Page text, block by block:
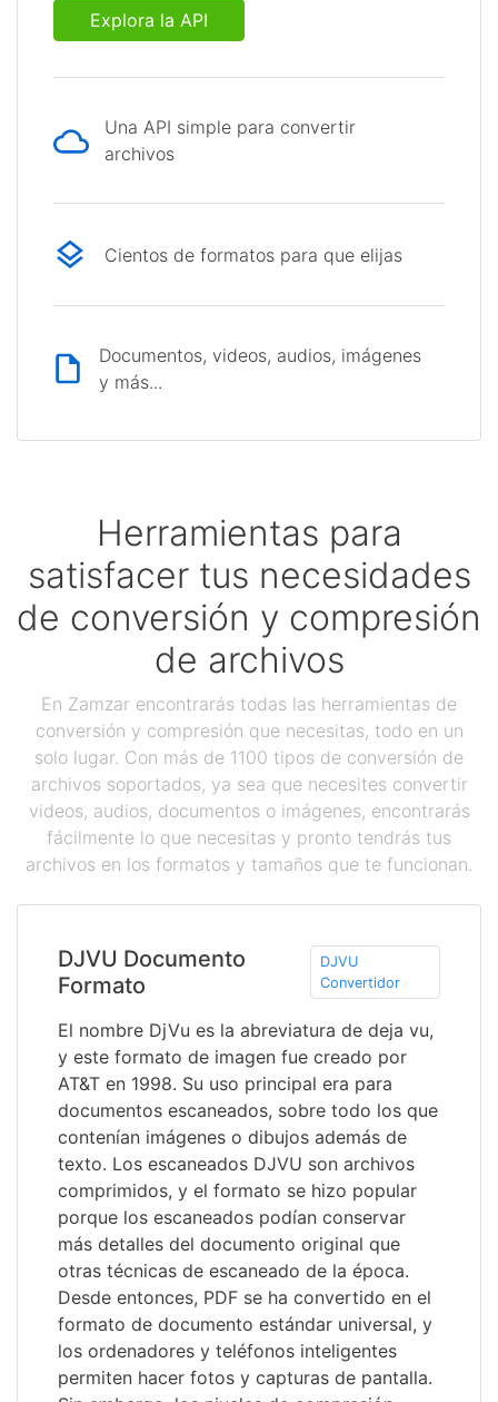
Explora la API
Una API simple para convertir
archivos
Cientos de formatos para que elijas
Documentos, videos, audios, imágenes
y más...
Herramientas para
satisfacer tus necesidades
de conversión y compresión
de archivos
En Zamzar encontrarás todas las herramientas de
conversión y compresión que necesitas, todo en un
solo lugar. Con más de 1100 tipos de conversión de
archivos soportados, ya sea que necesites convertir
videos, audios, documentos o imágenes, encontrarás
fácilmente lo que necesitas y pronto tendrás tus
archivos en los formatos y tamaños que te funcionan.
DJVU Documento
Formato
DJVU
Convertidor
El nombre DjVu es la abreviatura de deja vu,
y este formato de imagen fue creado por
AT&T en 1998. Su uso principal era para
documentos escaneados, sobre todo los que
contenían imágenes o dibujos además de
texto. Los escaneados DJVU son archivos
comprimidos, y el formato se hizo popular
porque los escaneados podían conservar
más detalles del documento original que
otras técnicas de escaneado de la época.
Desde entonces, PDF se ha convertido en el
formato de documento estándar universal, y
los ordenadores y teléfonos inteligentes
permiten hacer fotos y capturas de pantalla.